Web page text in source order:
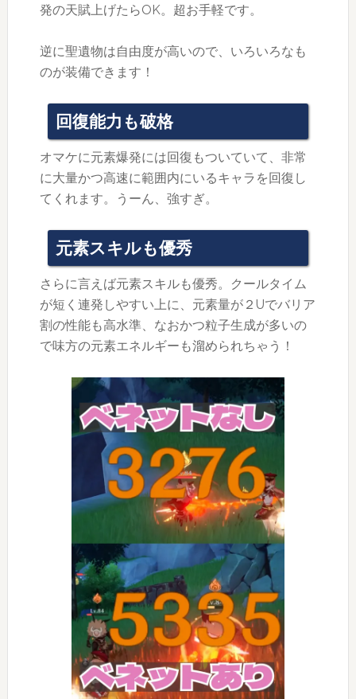
発の天賦上げたらOK。超お手軽です。
逆に聖遺物は自由度が高いので、いろいろなも
のが装備できます！
回復能力も破格
オマケに元素爆発には回復もついていて、非常
に大量かつ高速に範囲内にいるキャラを回復し
てくれます。うーん、強すぎ。
元素スキルも優秀
さらに言えば元素スキルも優秀。クールタイム
が短く連発しやすい上に、元素量が２Uでバリア
割の性能も高水準、なおかつ粒子生成が多いの
で味方の元素エネルギーも溜められちゃう！